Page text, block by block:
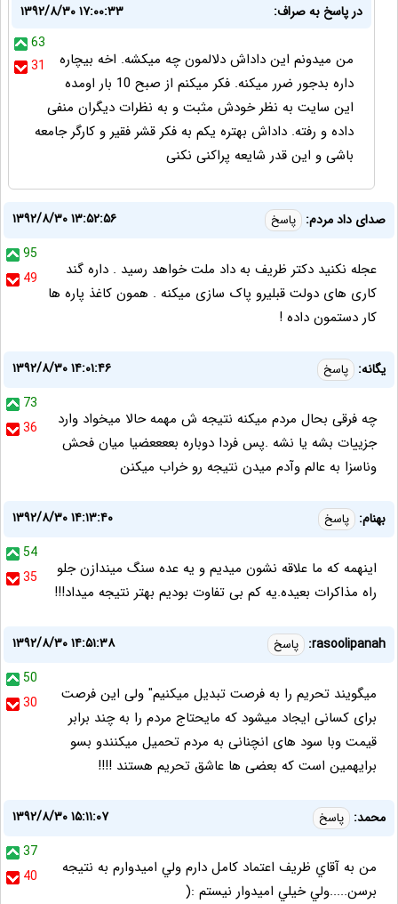
در پاسخ به صراف:
۱۳۹۲/۸/۳۰ ۱۷:۰۰:۳۳
63
31
من میدونم این داداش دلالمون چه میکشه. اخه بیچاره
داره بدجور ضرر میکنه. فکر میکنم از صبح 10 بار اومده
این سایت به نظر خودش مثبت و به نظرات دیگران منفی
داده و رفته. داداش بهتره یکم به فکر قشر فقیر و کارگر جامعه
باشی و این قدر شایعه پراکنی نکنی
صدای داد مردم: پاسخ
۱۳۹۲/۸/۳۰ ۱۳:۵۲:۵۶
95
49
عجله نکنید دکتر ظریف به داد ملت خواهد رسید . داره گند
کاری های دولت قبلیرو پاک سازی میکنه . همون کاغذ پاره ها
کار دستمون داده !
یگانه: پاسخ
۱۳۹۲/۸/۳۰ ۱۴:۰۱:۴۶
73
36
چه فرقی بحال مردم میکنه نتیجه ش مهمه حالا میخواد وارد
جزییات بشه یا نشه .پس فردا دوباره بععععضیا میان فحش
وناسزا به عالم وآدم میدن نتیجه رو خراب میکنن
بهنام: پاسخ
۱۳۹۲/۸/۳۰ ۱۴:۱۳:۴۰
54
35
اینهمه که ما علاقه نشون میدیم و یه عده سنگ میندازن جلو
راه مذاکرات بعیده.یه کم بی تفاوت بودیم بهتر نتیجه میداد!!!
rasoolipanah: پاسخ
۱۳۹۲/۸/۳۰ ۱۴:۵۱:۳۸
50
30
میگویند تحریم را به فرصت تبدیل میکنیم" ولی این فرصت
برای کسانی ایجاد میشود که مایحتاج مردم را به چند برابر
قیمت وبا سود های انچنانی به مردم تحمیل میکنندو بسو
برایهمین است که بعضی ها عاشق تحریم هستند !!!!
محمد: پاسخ
۱۳۹۲/۸/۳۰ ۱۵:۱۱:۰۷
37
40
من به آقاي ظريف اعتماد كامل دارم ولي اميدوارم به نتيجه
برسن.....ولي خيلي اميدوار نيستم :(